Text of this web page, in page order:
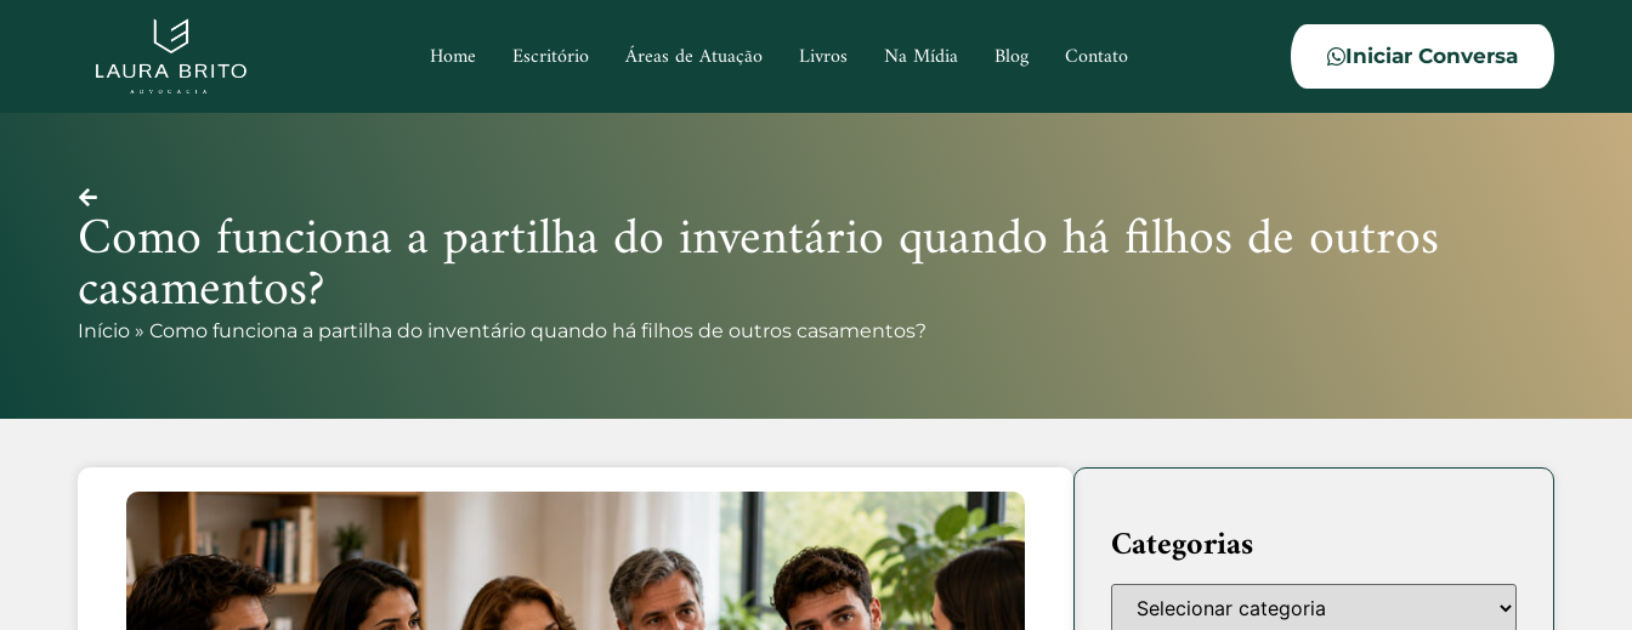
Home Escritório Áreas de Atuação Livros Na Mídia Blog Contato Iniciar Conversa
Como funciona a partilha do inventário quando há filhos de outros
casamentos?
Início » Como funciona a partilha do inventário quando há filhos de outros casamentos?
Categorias